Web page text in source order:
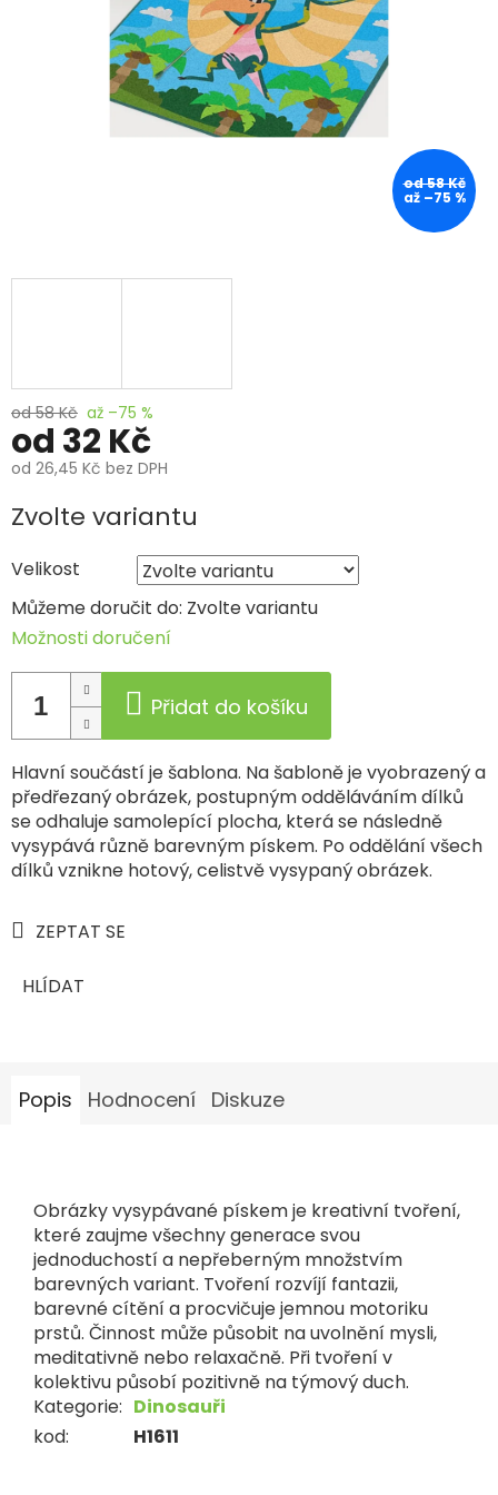
od 58 Kč
až –75 %
od 58 Kč až –75 %
od 32 Kč
od 26,45 Kč bez DPH
Měrná
cena:
Zvolte variantu
Velikost
Můžeme doručit do: Zvolte variantu
Možnosti doručení
Přidat do košíku
Hlavní součástí je šablona. Na šabloně je vyobrazený a
předřezaný obrázek, postupným odděláváním dílků
se odhaluje samolepící plocha, která se následně
vysypává různě barevným pískem. Po oddělání všech
dílků vznikne hotový, celistvě vysypaný obrázek.
ZEPTAT SE
HLÍDAT
Popis Hodnocení Diskuze
Obrázky vysypávané pískem je kreativní tvoření,
které zaujme všechny generace svou
jednoduchostí a nepřeberným množstvím
barevných variant. Tvoření rozvíjí fantazii,
barevné cítění a procvičuje jemnou motoriku
prstů. Činnost může působit na uvolnění mysli,
meditativně nebo relaxačně. Při tvoření v
kolektivu působí pozitivně na týmový duch.
Kategorie: Dinosauři
kod: H1611